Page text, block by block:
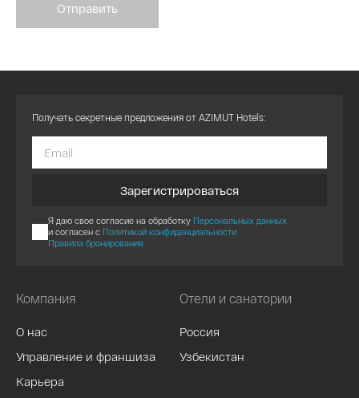
Отправить
Компания
О нас
Управление и франшиза
Карьера
Отели и санатории
Россия
Узбекистан
Получать секретные предложения от AZIMUT Hotels:
Зарегистрироваться
Я даю свое согласие на обработку Персональных данных
и согласен с Политикой конфиденциальности
Правила бронирования